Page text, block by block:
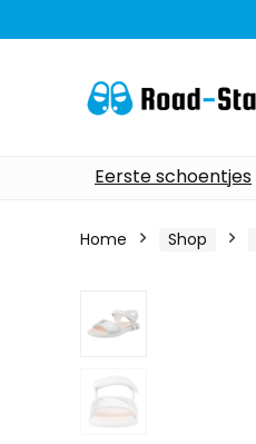
Eerste schoentjes
Home Shop